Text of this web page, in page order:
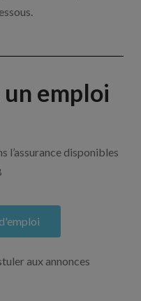
emploi
l’assurance disponibles
aux annonces